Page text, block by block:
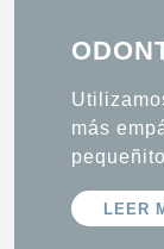
más
LEER